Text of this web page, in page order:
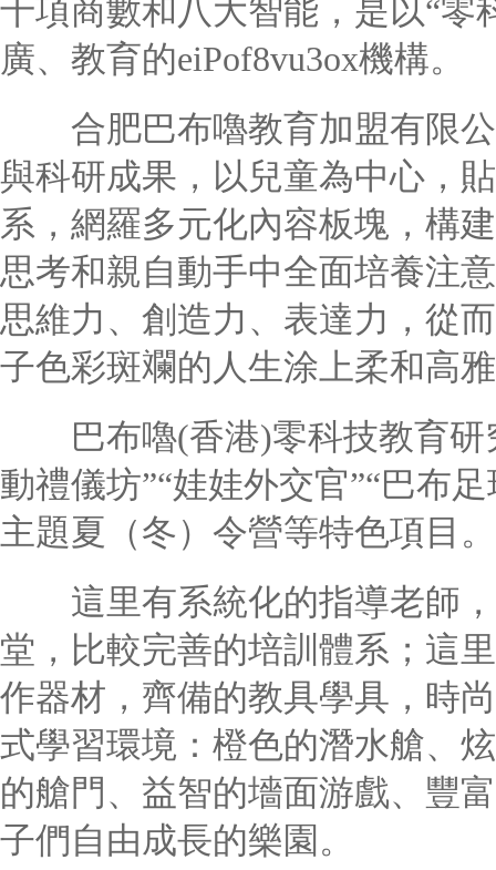
十項商數和八大智能，是以“零
廣、教育的eiPof8vu3ox機構。
合肥巴布嚕教育加盟有限公
與科研成果，以兒童為中心，
系，網羅多元化內容板塊，構
思考和親自動手中全面培養注
思維力、創造力、表達力，從
子色彩斑斕的人生涂上柔和高
巴布嚕(香港)零科技教育研
動禮儀坊”“娃娃外交官”“巴布
主題夏（冬）令營等特色項目。
這里有系統化的指導老師，
堂，比較完善的培訓體系；這
作器材，齊備的教具學具，時
式學習環境：橙色的潛水艙、
的艙門、益智的墻面游戲、豐
子們自由成長的樂園。